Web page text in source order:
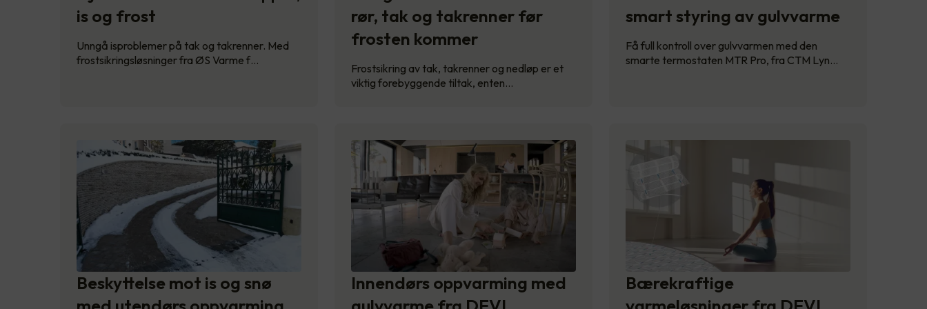
is og frost
Unngå isproblemer på tak og takrenner. Med
frostsikringsløsninger fra ØS Varme f…
rør, tak og takrenner før
frosten kommer
Frostsikring av tak, takrenner og nedløp er et
viktig forebyggende tiltak, enten…
smart styring av gulvvarme
Få full kontroll over gulvvarmen med den
smarte termostaten MTR Pro, fra CTM Lyn…
Beskyttelse mot is og snø
Innendørs oppvarming med
Bærekraftige